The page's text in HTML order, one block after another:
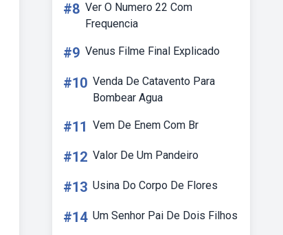
#8 Ver O Numero 22 Com
Frequencia
#9 Venus Filme Final Explicado
#10 Venda De Catavento Para
Bombear Agua
#11 Vem De Enem Com Br
#12 Valor De Um Pandeiro
#13 Usina Do Corpo De Flores
#14 Um Senhor Pai De Dois Filhos